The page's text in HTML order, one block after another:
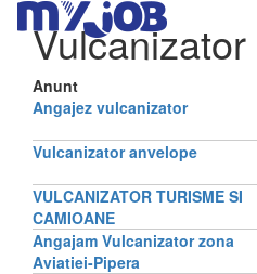
Vulcanizator
Anunt
Angajez vulcanizator
Vulcanizator anvelope
VULCANIZATOR TURISME SI
CAMIOANE
Angajam Vulcanizator zona
Aviatiei-Pipera